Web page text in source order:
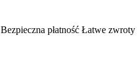
Bezpieczna płatność Łatwe zwroty